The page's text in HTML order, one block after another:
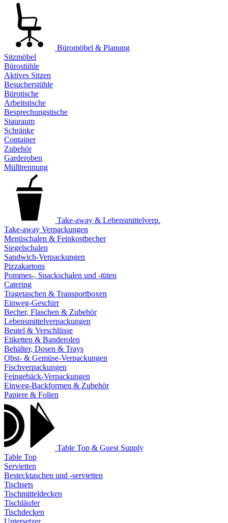
Büromöbel & Planung
Sitzmöbel
Bürostühle
Aktives Sitzen
Besucherstühle
Bürotische
Arbeitstische
Besprechungstische
Stauraum
Schränke
Container
Zubehör
Garderoben
Mülltrennung
Take-away & Lebensmittelverp.
Take-away Verpackungen
Menüschalen & Feinkostbecher
Siegelschalen
Sandwich-Verpackungen
Pizzakartons
Pommes-, Snackschalen und -tüten
Catering
Tragetaschen & Transportboxen
Einweg-Geschirr
Becher, Flaschen & Zubehör
Lebensmittelverpackungen
Beutel & Verschlüsse
Etiketten & Banderolen
Behälter, Dosen & Trays
Obst- & Gemüse-Verpackungen
Fischverpackungen
Feingebäck-Verpackungen
Einweg-Backformen & Zubehör
Papiere & Folien
Table Top & Guest Supply
Table Top
Servietten
Bestecktaschen und -servietten
Tischsets
Tischmitteldecken
Tischläufer
Tischdecken